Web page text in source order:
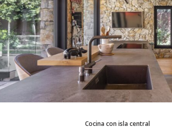
Cocina con isla central